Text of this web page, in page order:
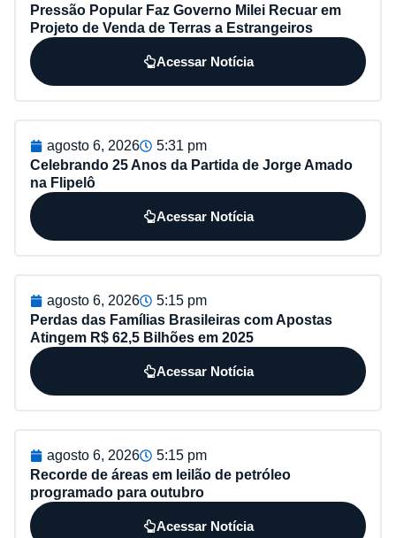
Pressão Popular Faz Governo Milei Recuar em
Projeto de Venda de Terras a Estrangeiros
Acessar Notícia
agosto 6, 2026
5:31 pm
Celebrando 25 Anos da Partida de Jorge Amado
na Flipelô
Acessar Notícia
agosto 6, 2026
5:15 pm
Perdas das Famílias Brasileiras com Apostas
Atingem R$ 62,5 Bilhões em 2025
Acessar Notícia
agosto 6, 2026
5:15 pm
Recorde de áreas em leilão de petróleo
programado para outubro
Acessar Notícia